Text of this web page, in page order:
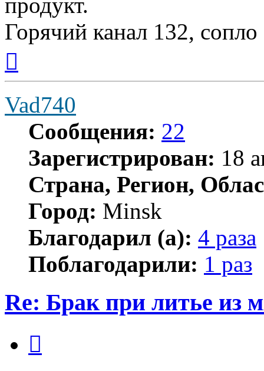
продукт.
Горячий канал 132, сопло
началу
Vad740
Сообщения: 22
Зарегистрирован: 18
Страна, Регион,
Город: Minsk
Благодарил (а): 4 раза
Поблагодарили: 1 раз
Re: Брак при литье из